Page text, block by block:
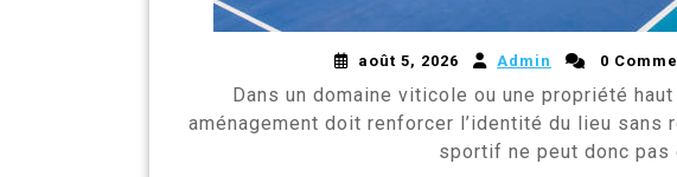
août 5, 2026 Admin 0
Dans un domaine viticole ou une propriété
aménagement doit renforcer l’identité du lieu sans
sportif ne peut donc pas